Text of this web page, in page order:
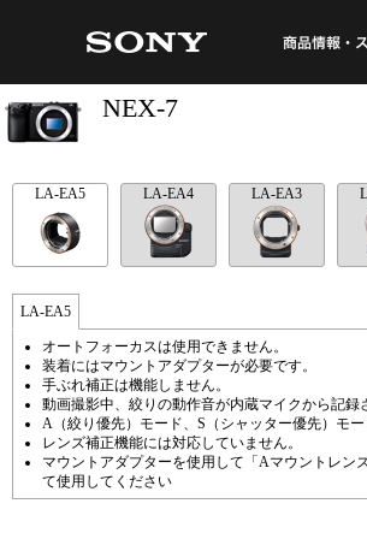
NEX-7
LA-EA5 LA-EA4 LA-EA3
LA-EA5
オートフォーカスは使用できません。
装着にはマウントアダプターが必要です。
手ぶれ補正は機能しません。
動画撮影中、絞りの動作音が内蔵マイクから記録
A（絞り優先）モード、S（シャッター優先）モ
レンズ補正機能には対応していません。
マウントアダプターを使用して「Aマウントレン
て使用してください